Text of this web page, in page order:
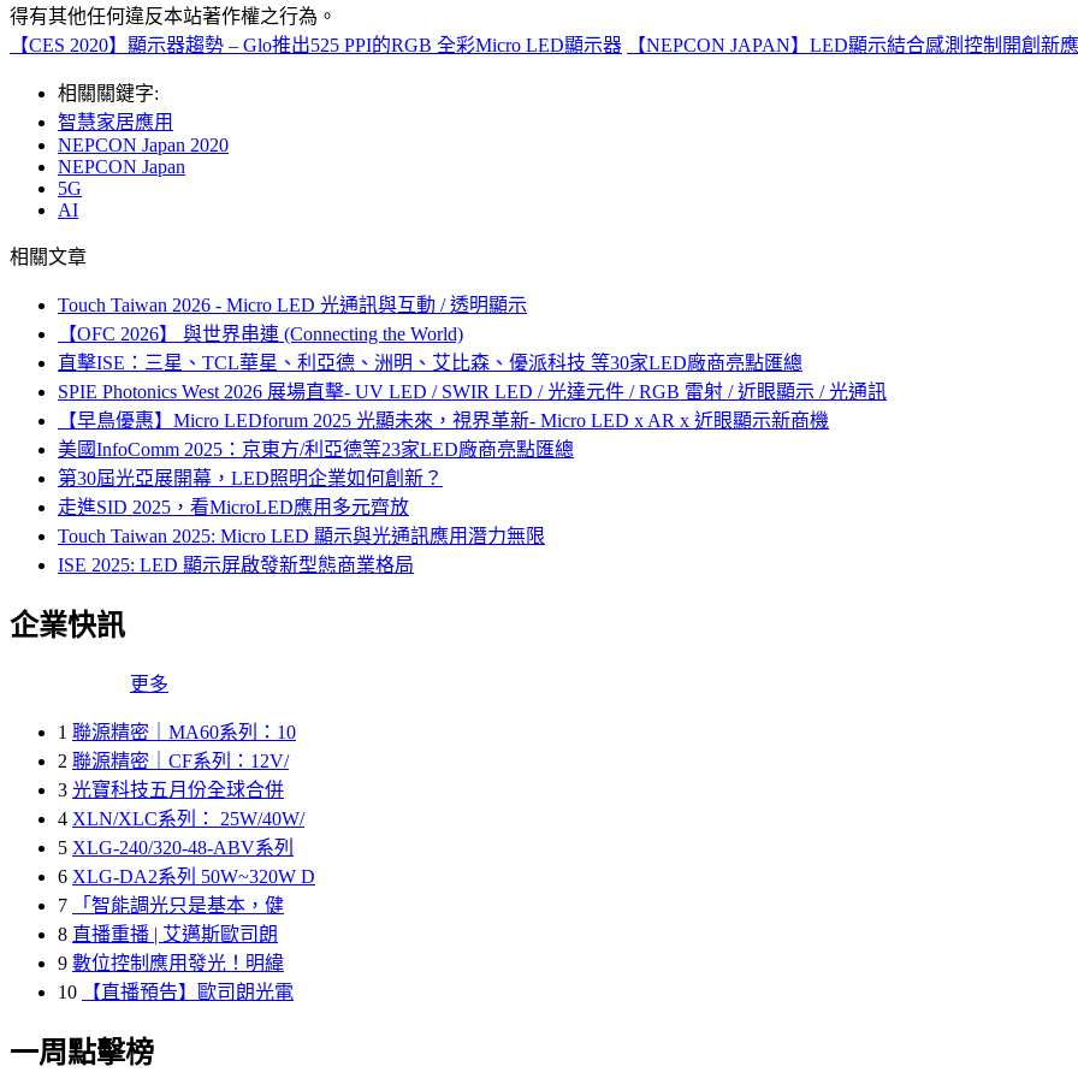
得有其他任何違反本站著作權之行為。
【CES 2020】顯示器趨勢 – Glo推出525 PPI的RGB 全彩Micro LED顯示器
【NEPCON JAPAN】LED顯示結合感測控制開創新
相關關鍵字:
智慧家居應用
NEPCON Japan 2020
NEPCON Japan
5G
AI
相關文章
Touch Taiwan 2026 - Micro LED 光通訊與互動 / 透明顯示
【OFC 2026】 與世界串連 (Connecting the World)
直擊ISE：三星、TCL華星、利亞德、洲明、艾比森、優派科技 等30家LED廠商亮點匯總
SPIE Photonics West 2026 展場直擊- UV LED / SWIR LED / 光達元件 / RGB 雷射 / 近眼顯示 / 光通訊
【早鳥優惠】Micro LEDforum 2025 光顯未來，視界革新- Micro LED x AR x 近眼顯示新商機
美國InfoComm 2025：京東方/利亞德等23家LED廠商亮點匯總
第30屆光亞展開幕，LED照明企業如何創新？
走進SID 2025，看MicroLED應用多元齊放
Touch Taiwan 2025: Micro LED 顯示與光通訊應用潛力無限
ISE 2025: LED 顯示屏啟發新型態商業格局
企業快訊
更多
1 聯源精密｜MA60系列：10
2 聯源精密｜CF系列：12V/
3 光寶科技五月份全球合併
4 XLN/XLC系列： 25W/40W/
5 XLG-240/320-48-ABV系列
6 XLG-DA2系列 50W~320W D
7
「智能調光只是基本，健
8 直播重播 | 艾邁斯歐司朗
9 數位控制應用發光！明緯
10
【直播預告】歐司朗光電
一周點擊榜